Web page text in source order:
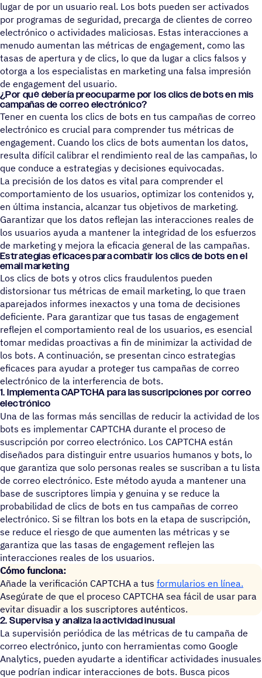
lugar de por un usuario real. Los bots pueden ser activados
por programas de seguridad, precarga de clientes de correo
electrónico o actividades maliciosas. Estas interacciones a
menudo aumentan las métricas de engagement, como las
tasas de apertura y de clics, lo que da lugar a clics falsos y
otorga a los especialistas en marketing una falsa impresión
de engagement del usuario.
¿Por qué debería preo­cu­parme por los clics de bots en mis
campa­ñas de correo electrónico?
Tener en cuenta los clics de bots en tus campañas de correo
electrónico es crucial para comprender tus métricas de
engagement. Cuando los clics de bots aumentan los datos,
resulta difícil calibrar el rendimiento real de las campañas, lo
que conduce a estrategias y decisiones equivocadas.
La precisión de los datos es vital para comprender el
comportamiento de los usuarios, optimizar los contenidos y,
en última instancia, alcanzar tus objetivos de marketing.
Garantizar que los datos reflejan las interacciones reales de
los usuarios ayuda a mantener la integridad de los esfuerzos
de marketing y mejora la eficacia general de las campañas.
Estra­te­gias efica­ces para comba­tir los clics de bots en el
email marketing
Los clics de bots y otros clics fraudulentos pueden
distorsionar tus métricas de email marketing, lo que traen
aparejados informes inexactos y una toma de decisiones
deficiente. Para garantizar que tus tasas de engagement
reflejen el comportamiento real de los usuarios, es esencial
tomar medidas proactivas a fin de minimizar la actividad de
los bots. A continuación, se presentan cinco estrategias
eficaces para ayudar a proteger tus campañas de correo
electrónico de la interferencia de bots.
1. Implementa CAPTCHA para las suscripciones por correo
electrónico
Una de las formas más sencillas de reducir la actividad de los
bots es implementar CAPTCHA durante el proceso de
suscripción por correo electrónico. Los CAPTCHA están
diseñados para distinguir entre usuarios humanos y bots, lo
que garantiza que solo personas reales se suscriban a tu lista
de correo electrónico. Este método ayuda a mantener una
base de suscriptores limpia y genuina y se reduce la
probabilidad de clics de bots en tus campañas de correo
electrónico. Si se filtran los bots en la etapa de suscripción,
se reduce el riesgo de que aumenten las métricas y se
garantiza que las tasas de engagement reflejen las
interacciones reales de los usuarios.
Cómo funciona:
Añade la verificación CAPTCHA a tus formularios en línea.
Asegúrate de que el proceso CAPTCHA sea fácil de usar para
evitar disuadir a los suscriptores auténticos.
2. Supervisa y analiza la actividad inusual
La supervisión periódica de las métricas de tu campaña de
correo electrónico, junto con herramientas como Google
Analytics, pueden ayudarte a identificar actividades inusuales
que podrían indicar interacciones de bots. Busca picos